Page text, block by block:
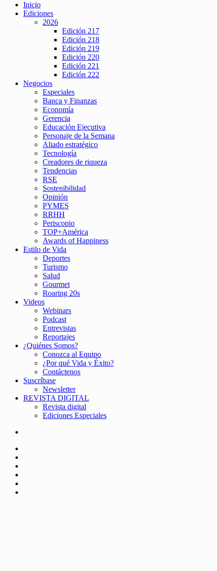
Inicio
Ediciones
2026
Edición 217
Edición 218
Edición 219
Edición 220
Edición 221
Edición 222
Negocios
Especiales
Banca y Finanzas
Economía
Gerencia
Educación Ejecutiva
Personaje de la Semana
Aliado estratégico
Tecnología
Creadores de riqueza
Tendencias
RSE
Sostenibilidad
Opinión
PYMES
RRHH
Periscopio
TOP+América
Awards of Happiness
Estilo de Vida
Deportes
Turismo
Salud
Gourmet
Roaring 20s
Videos
Webinars
Podcast
Entrevistas
Reportajes
¿Quiénes Somos?
Conozca al Equipo
¿Por qué Vida y Éxito?
Contáctenos
Suscríbase
Newsletter
REVISTA DIGITAL
Revista digital
Ediciones Especiales